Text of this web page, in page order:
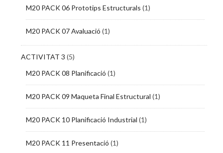
M20 PACK 06 Prototips Estructurals (1)
M20 PACK 07 Avaluació (1)
ACTIVITAT 3 (5)
M20 PACK 08 Planificació (1)
M20 PACK 09 Maqueta Final Estructural (1)
M20 PACK 10 Planificació Industrial (1)
M20 PACK 11 Presentació (1)